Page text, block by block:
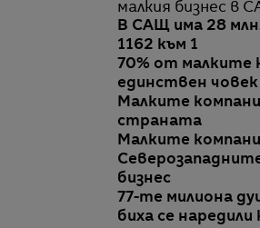
малкия бизнес в
В САЩ има 28
1162 към 1
70% от малките
единствен човек
Малките
страната
Малките
бизнес
77-те милиона
биха се